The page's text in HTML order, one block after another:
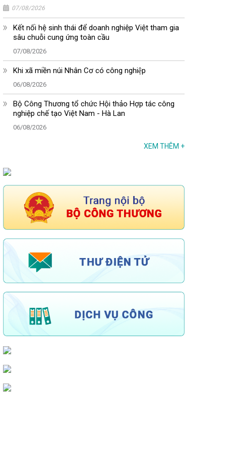
07/08/2026
Kết nối hệ sinh thái để doanh nghiệp Việt tham gia
sâu chuỗi cung ứng toàn cầu
07/08/2026
Khi xã miền núi Nhân Cơ có công nghiệp
06/08/2026
Bộ Công Thương tổ chức Hội thảo Hợp tác công
nghiệp chế tạo Việt Nam - Hà Lan
06/08/2026
XEM THÊM +